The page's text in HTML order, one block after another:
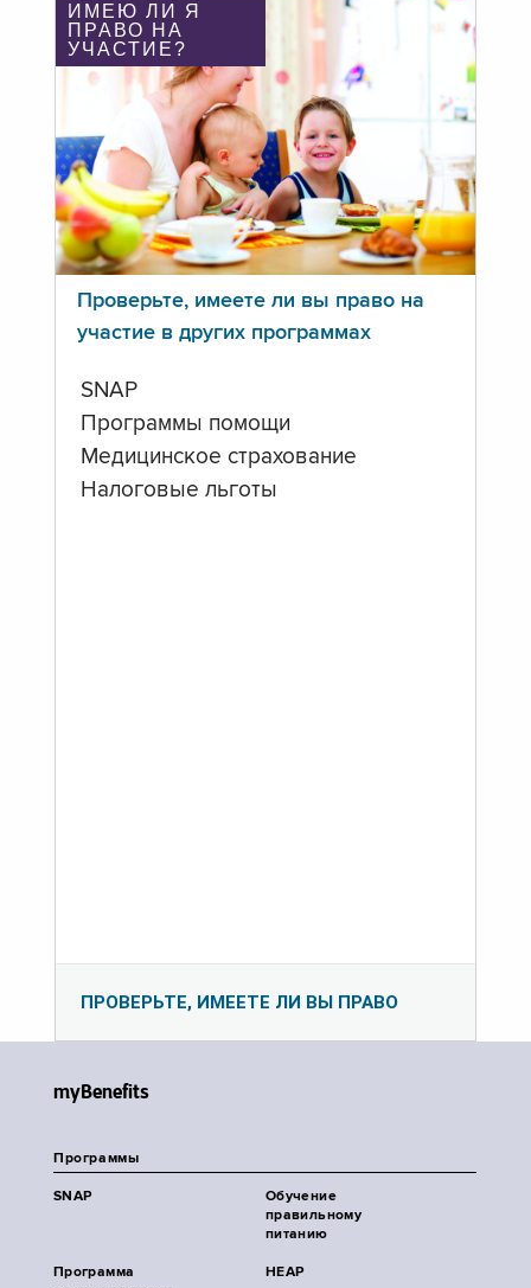
ИМЕЮ ЛИ Я
ПРАВО НА
УЧАСТИЕ?
Проверьте, имеете ли вы право на
участие в других программах
SNAP
Программы помощи
Медицинское страхование
Налоговые льготы
ПРОВЕРЬТЕ, ИМЕЕТЕ ЛИ ВЫ ПРАВО
myBenefits
Программы
SNAP
Обучение
правильному
питанию
Программа
HEAP